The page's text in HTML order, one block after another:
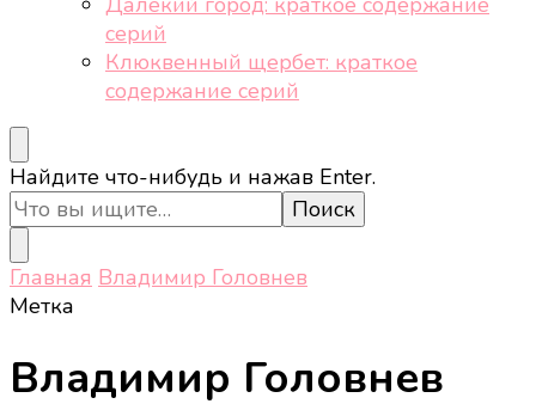
серий
Клюквенный щербет: краткое
содержание серий
Ищите
что-
то?
Найдите что-нибудь и нажав Enter.
Главная Владимир Головнев
Метка
Владимир Головнев